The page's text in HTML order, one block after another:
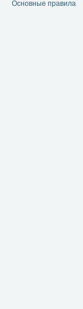
Основные правила